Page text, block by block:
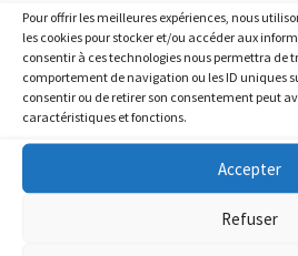
Pour offrir les meilleures expériences, nous
les cookies pour stocker et/ou accéder aux
consentir à ces technologies nous permettra de
comportement de navigation ou les ID uniques
consentir ou de retirer son consentement peut
caractéristiques et fonctions.
Accepter
Refuser
PRODUITS SIMILAIRES